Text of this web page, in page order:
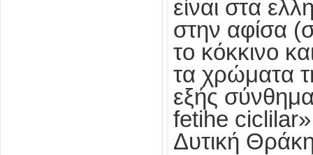
είναι στα
στην αφίσα
το κόκκινο
τα χρώματα
εξής
fetihe
Δυτική